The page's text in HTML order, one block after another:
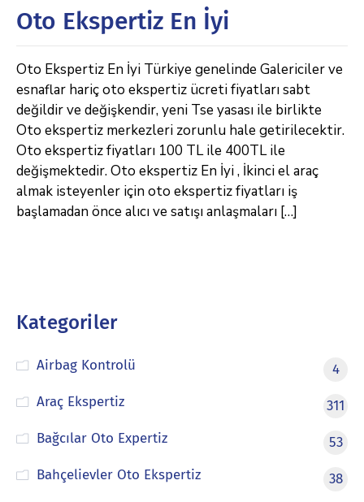
Oto Ekspertiz En İyi
Oto Ekspertiz En İyi Türkiye genelinde Galericiler ve
esnaflar hariç oto ekspertiz ücreti fiyatları sabt
değildir ve değişkendir, yeni Tse yasası ile birlikte
Oto ekspertiz merkezleri zorunlu hale getirilecektir.
Oto ekspertiz fiyatları 100 TL ile 400TL ile
değişmektedir. Oto ekspertiz En İyi , İkinci el araç
almak isteyenler için oto ekspertiz fiyatları iş
başlamadan önce alıcı ve satışı anlaşmaları […]
Kategoriler
Airbag Kontrolü
4
Araç Ekspertiz
311
Bağcılar Oto Expertiz
53
Bahçelievler Oto Ekspertiz
38